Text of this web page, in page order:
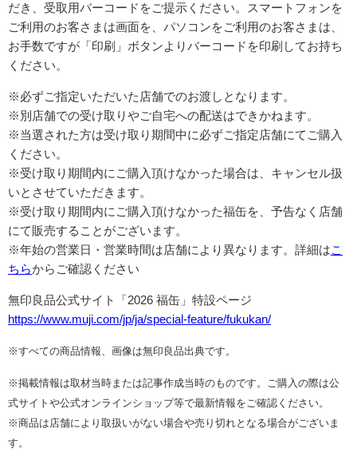
だき、受取用バーコードをご提示ください。スマートフォンを
ご利用のお客さまは画面を、パソコンをご利用のお客さまは、
お手数ですが「印刷」ボタンよりバーコードを印刷してお持ち
ください。
※必ずご指定いただいた店舗でのお渡しとなります。
※別店舗での受け取りやご自宅への配送はできかねます。
※当選された方は受け取り期間中に必ずご指定店舗にてご購入
ください。
※受け取り期間内にご購入頂けなかった場合は、キャンセル扱
いとさせていただきます。
※受け取り期間内にご購入頂けなかった福缶を、予告なく店舗
にて販売することがございます。
※年始の営業日・営業時間は店舗により異なります。 詳細は こ
ちらからご確認ください
無印良品公式サイト「2026 福缶」特設ページ
https://www.muji.com/jp/ja/special-feature/fukukan/
※すべての商品情報、画像は無印良品出典です。
※掲載情報は取材当時または記事作成当時のものです。ご購入の際は公
式サイトや公式オンラインショップ等で最新情報をご確認ください。
※商品は店舗により取扱いがない場合や売り切れとなる場合がございま
す。